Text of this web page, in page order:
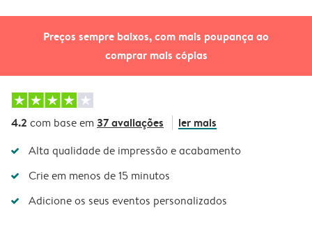
Preços sempre baixos, com mais poupança ao
comprar mais cópias
4.2 com base em 37 avaliações ler mais
Alta qualidade de impressão e acabamento
Crie em menos de 15 minutos
Adicione os seus eventos personalizados